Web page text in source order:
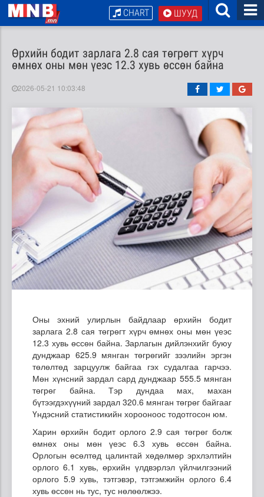
ШУУД
CHART
Өрхийн бодит зарлага 2.8 сая төгрөгт хүрч
өмнөх оны мөн үеэс 12.3 хувь өссөн байна
2026-05-21 10:03:48
Оны эхний улирлын байдлаар өрхийн бодит
зарлага 2.8 сая төгрөгт хүрч өмнөх оны мөн үеэс
12.3 хувь өссөн байна. Зарлагын дийлэнхийг буюу
дунджаар 625.9 мянган төгрөгийг зээлийн эргэн
төлөлтөд зарцуулж байгаа гэх судалгаа гарчээ.
Мөн хүнсний зардал сард дунджаар 555.5 мянган
төгрөг байна. Тэр дундаа мах, махан
бүтээгдэхүүний зардал 320.6 мянган төгрөг байгааг
Үндэсний статистикийн хорооноос тодотгосон юм.
Харин өрхийн бодит орлого 2.9 сая төгрөг болж
өмнөх оны мөн үеэс 6.3 хувь өссөн байна.
Орлогын өсөлтөд цалинтай хөдөлмөр эрхлэлтийн
орлого 6.1 хувь, өрхийн үлдвэрлэл үйлчилгээний
орлого 5.9 хувь, тэтгэвэр, тэтгэмжийн орлого 6.4
хувь өссөн нь тус, тус нөлөөлжээ.